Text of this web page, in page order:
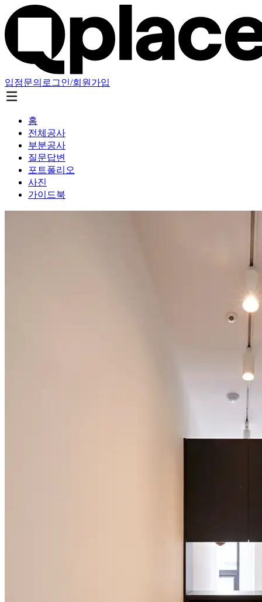
입점문의 로그인/회원가입
홈
전체공사
부분공사
질문답변
포트폴리오
사진
가이드북